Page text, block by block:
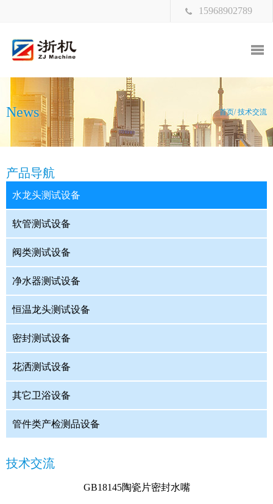
15968902789
首页/ 技术交流
News
产品导航
水龙头测试设备
软管测试设备
阀类测试设备
净水器测试设备
恒温龙头测试设备
密封测试设备
花洒测试设备
其它卫浴设备
管件类产检测品设备
技术交流
GB18145陶瓷片密封水嘴